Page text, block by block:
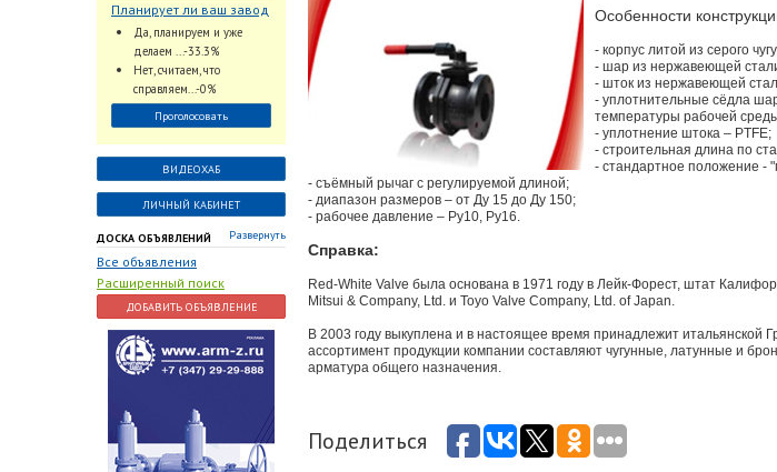
Планирует ли ваш завод
использовать
промышленный
интеллект и цифровые
заказы для ускорения
обработки заказов и
оперативной отгрузки
продукции конечному
потребителю?
Да, планируем и уже
делаем ...-33.3%
Нет, считаем, что
справляем...-0%
Проголосовать
ВИДЕОХАБ
ЛИЧНЫЙ КАБИНЕТ
ДОСКА ОБЪЯВЛЕНИЙ Развернуть
Все объявления
Расширенный поиск
ДОБАВИТЬ ОБЪЯВЛЕНИЕ
Особенности
- корпус литой из серого
- шар из нержавеющей
- шток из нержавеющей
- уплотнительные сёдла
температуры рабочей
- уплотнение штока – PTFE;
- строительная длина по
- стандартное положение -
- съёмный рычаг с регулируемой длиной;
- диапазон размеров – от Ду 15 до Ду 150;
- рабочее давление – Ру10, Ру16.
Справка:
Red-White Valve была основана в 1971 году в Лейк-Форест, штат
Mitsui & Company, Ltd. и Toyo Valve Company, Ltd. of Japan.
В 2003 году выкуплена и в настоящее время принадлежит итальянской
ассортимент продукции компании составляют чугунные, латунные и
арматура общего назначения.
Поделиться